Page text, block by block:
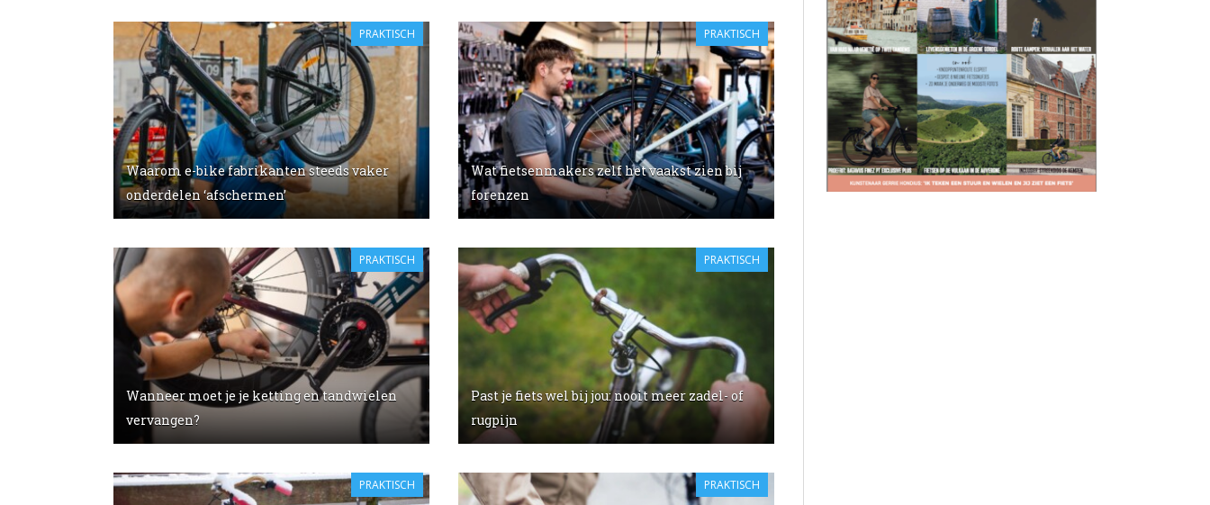
Waarom e-bike fabrikanten steeds vaker
onderdelen ‘afschermen’
PRAKTISCH
Wat fietsenmakers zelf het vaakst zien bij
forenzen
PRAKTISCH
Wanneer moet je je ketting en tandwielen
vervangen?
PRAKTISCH
Past je fiets wel bij jou: nooit meer zadel- of
rugpijn
PRAKTISCH
PRAKTISCH PRAKTISCH